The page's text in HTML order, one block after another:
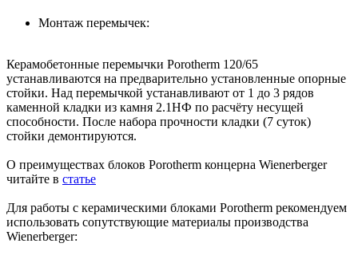
Монтаж перемычек:
Керамобетонные перемычки Porotherm 120/65
устанавливаются на предварительно установленные опорные
стойки. Над перемычкой устанавливают от 1 до 3 рядов
каменной кладки из камня 2.1НФ по расчёту несущей
способности. После набора прочности кладки (7 суток)
стойки демонтируются.
О преимуществах блоков Porotherm концерна Wienerberger
читайте в статье
Для работы с керамическими блоками Porotherm рекомендуем
использовать сопутствующие материалы производства
Wienerberger: